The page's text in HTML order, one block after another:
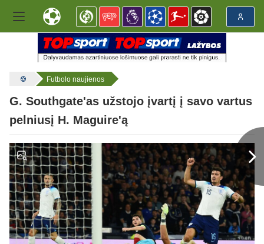
Futbolo naujienos
G. Southgate'as užstojo įvartį į savo vartus
pelniusį H. Maguire'ą